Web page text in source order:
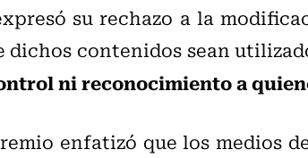
su rechazo a la
dichos contenidos sean
ni reconocimiento a
enfatizó que los medios